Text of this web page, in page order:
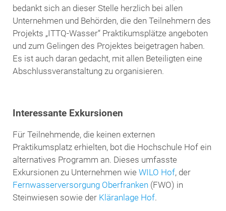
bedankt sich an dieser Stelle herzlich bei allen
Unternehmen und Behörden, die den Teilnehmern des
Projekts „ITTQ-Wasser“ Praktikumsplätze angeboten
und zum Gelingen des Projektes beigetragen haben.
Es ist auch daran gedacht, mit allen Beteiligten eine
Abschlussveranstaltung zu organisieren.
Interessante Exkursionen
Für Teilnehmende, die keinen externen
Praktikumsplatz erhielten, bot die Hochschule Hof ein
alternatives Programm an. Dieses umfasste
Exkursionen zu Unternehmen wie WILO Hof, der
Fernwasserversorgung Oberfranken (FWO) in
Steinwiesen sowie der Kläranlage Hof.